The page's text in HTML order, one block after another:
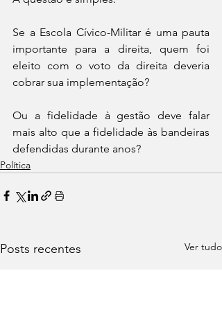
Se a Escola Cívico-Militar é uma pauta
importante para a direita, quem foi
eleito com o voto da direita deveria
cobrar sua implementação?
Ou a fidelidade à gestão deve falar
mais alto que a fidelidade às bandeiras
defendidas durante anos?
Política
Posts recentes Ver tudo